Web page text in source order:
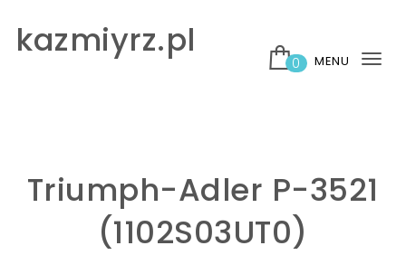
kazmiyrz.pl
0 MENU
Triumph-Adler P-3521
(1102S03UT0)